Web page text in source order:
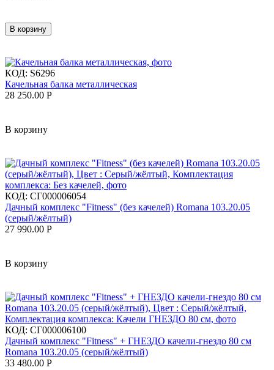
В корзину
КОД: S6296
Качельная балка металлическая
28 250.00 Р
В корзину
КОД: СГ000006054
Дачный комплекс "Fitness" (без качелей) Romana 103.20.05
(серый/жёлтый)
27 990.00 Р
В корзину
КОД: СГ000006100
Дачный комплекс "Fitness" + ГНЕЗДО качели-гнездо 80 см
Romana 103.20.05 (серый/жёлтый)
33 480.00 Р